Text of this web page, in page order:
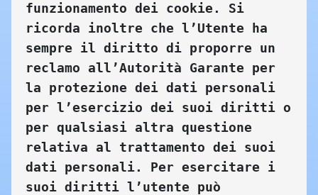
funzionamento dei cookie. Si
ricorda inoltre che l’Utente ha
sempre il diritto di proporre un
reclamo all’Autorità Garante per
la protezione dei dati personali
per l’esercizio dei suoi diritti o
per qualsiasi altra questione
relativa al trattamento dei suoi
dati personali. Per esercitare i
suoi diritti l’utente può